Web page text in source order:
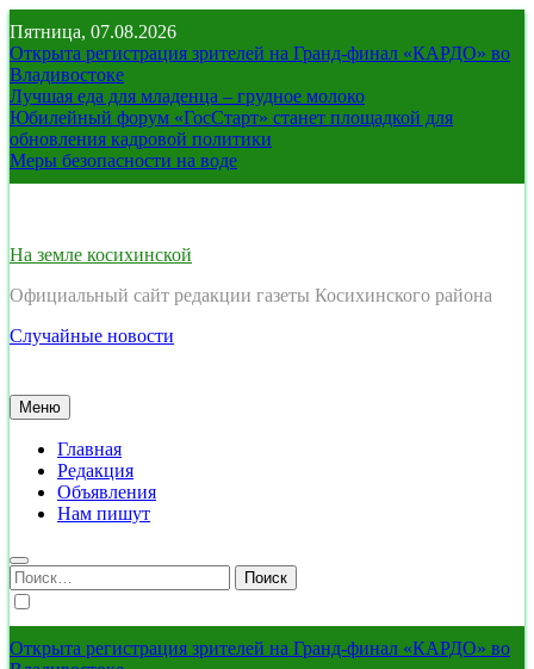
Перейти
к
содержимому
Пятница, 07.08.2026
Открыта регистрация зрителей на Гранд-финал «КАРДО» во
Владивостоке
Лучшая еда для младенца – грудное молоко
Юбилейный форум «ГосСтарт» станет площадкой для
обновления кадровой политики
Меры безопасности на воде
На земле косихинской
Официальный сайт редакции газеты Косихинского района
Случайные новости
Меню
Главная
Редакция
Объявления
Нам пишут
Найти:
Открыта регистрация зрителей на Гранд-финал «КАРДО» во